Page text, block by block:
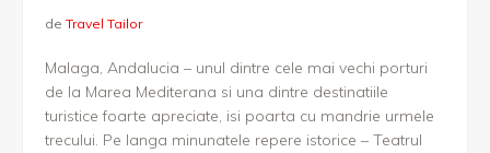
de Travel Tailor
Malaga, Andalucia – unul dintre cele mai vechi porturi
de la Marea Mediterana si una dintre destinatiile
turistice foarte apreciate, isi poarta cu mandrie urmele
trecului. Pe langa minunatele repere istorice – Teatrul